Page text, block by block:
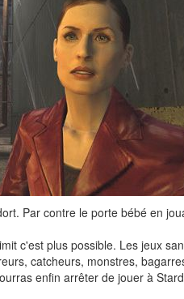
Par contre le porte bébé en
c'est plus possible. Les jeux
catcheurs, monstres,
enfin arrêter de jouer à